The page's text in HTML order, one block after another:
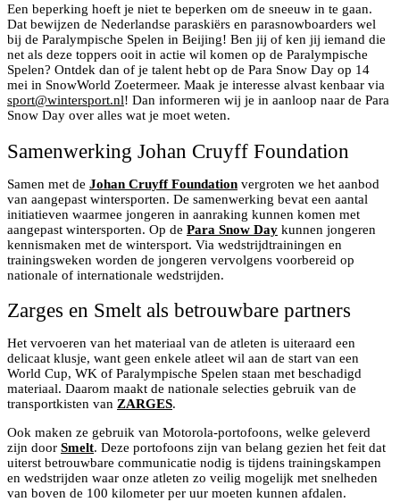
Een beperking hoeft je niet te beperken om de sneeuw in te gaan.
Dat bewijzen de Nederlandse paraskiërs en parasnowboarders wel
bij de Paralympische Spelen in Beijing! Ben jij of ken jij iemand die
net als deze toppers ooit in actie wil komen op de Paralympische
Spelen? Ontdek dan of je talent hebt op de Para Snow Day op 14
mei in SnowWorld Zoetermeer. Maak je interesse alvast kenbaar via
sport@wintersport.nl! Dan informeren wij je in aanloop naar de Para
Snow Day over alles wat je moet weten.
Samenwerking Johan Cruyff Foundation
Samen met de Johan Cruyff Foundation vergroten we het aanbod
van aangepast wintersporten. De samenwerking bevat een aantal
initiatieven waarmee jongeren in aanraking kunnen komen met
aangepast wintersporten. Op de Para Snow Day kunnen jongeren
kennismaken met de wintersport. Via wedstrijdtrainingen en
trainingsweken worden de jongeren vervolgens voorbereid op
nationale of internationale wedstrijden.
Zarges en Smelt als betrouwbare partners
Het vervoeren van het materiaal van de atleten is uiteraard een
delicaat klusje, want geen enkele atleet wil aan de start van een
World Cup, WK of Paralympische Spelen staan met beschadigd
materiaal. Daarom maakt de nationale selecties gebruik van de
transportkisten van ZARGES.
Ook maken ze gebruik van Motorola-portofoons, welke geleverd
zijn door Smelt. Deze portofoons zijn van belang gezien het feit dat
uiterst betrouwbare communicatie nodig is tijdens trainingskampen
en wedstrijden waar onze atleten zo veilig mogelijk met snelheden
van boven de 100 kilometer per uur moeten kunnen afdalen.